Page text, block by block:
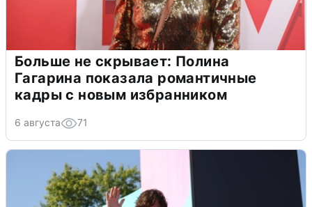
Больше не скрывает: Полина
Гагарина показала романтичные
кадры с новым избранником
6 августа 71